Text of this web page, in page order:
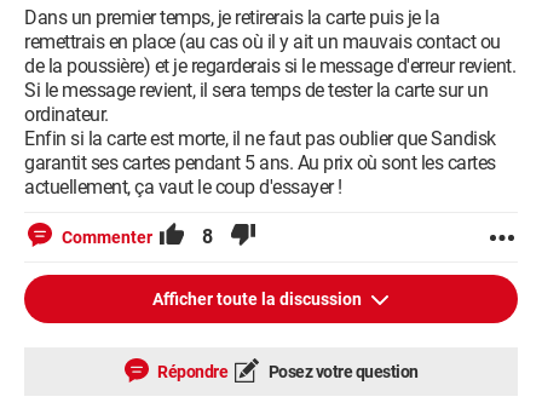
Dans un premier temps, je retirerais la carte puis je la
remettrais en place (au cas où il y ait un mauvais contact ou
de la poussière) et je regarderais si le message d'erreur revient.
Si le message revient, il sera temps de tester la carte sur un
ordinateur.
Enfin si la carte est morte, il ne faut pas oublier que Sandisk
garantit ses cartes pendant 5 ans. Au prix où sont les cartes
actuellement, ça vaut le coup d'essayer !
Commenter 8
Afficher toute la discussion
Répondre Posez votre question